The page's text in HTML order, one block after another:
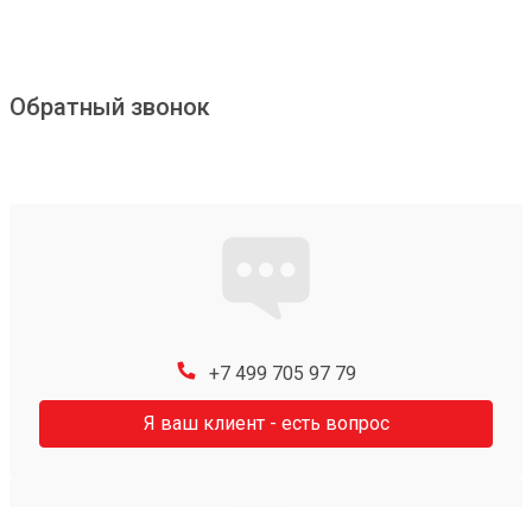
Обратный звонок
+7 499 705 97 79
Я ваш клиент - есть вопрос